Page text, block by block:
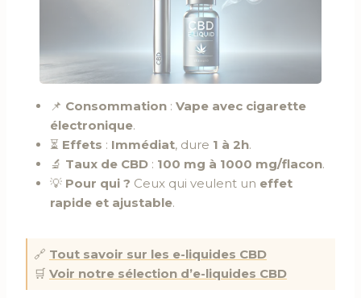
📌 Consommation : Vape avec cigarette
électronique.
⏳ Effets : Immédiat, dure 1 à 2h.
🔬 Taux de CBD : 100 mg à 1000 mg/flacon.
💡 Pour qui ? Ceux qui veulent un effet
rapide et ajustable.
🔗 Tout savoir sur les e-liquides CBD
🛒 Voir notre sélection d’e-liquides CBD